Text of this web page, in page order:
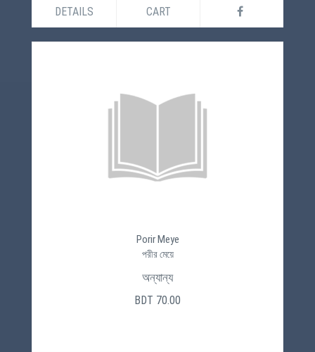
DETAILS CART
Porir Meye
পরীর মেয়ে
অন্যান্য
BDT 70.00